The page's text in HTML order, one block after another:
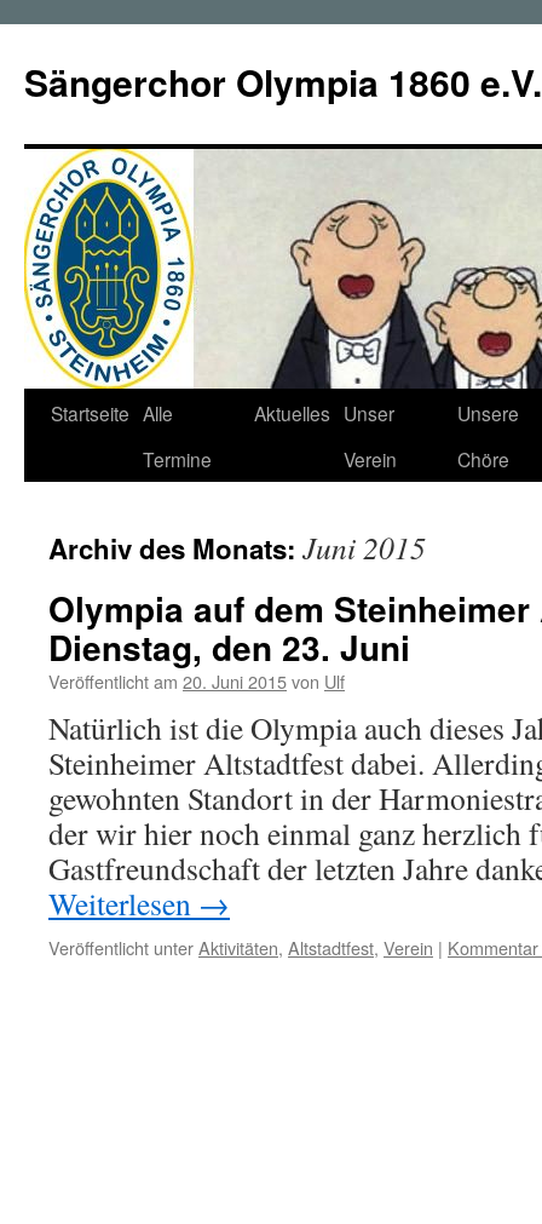
springen
Sängerchor Olympia 1860
Startseite Alle
Termine
Aktuelles Unser
Verein
Unsere
Chöre
Archiv des Monats: Juni 2015
Olympia auf dem
Dienstag, den 23. Juni
Veröffentlicht am 20. Juni 2015von Ulf
Natürlich ist die Olympia auch dieses
Steinheimer Altstadtfest dabei.
gewohnten Standort in der
der wir hier noch einmal ganz herzlich
Gastfreundschaft der letzten Jahre
Weiterlesen →
Veröffentlicht unterAktivitäten, Altstadtfest, Verein |